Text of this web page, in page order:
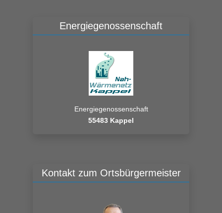
Energiegenossenschaft
Energiegenossenschaft
55483 Kappel
Kontakt zum Ortsbürgermeister